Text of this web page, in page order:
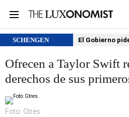
SCHENGEN El Gobierno
Ofrecen a Taylor Swift
derechos de sus
Foto: Gtres.